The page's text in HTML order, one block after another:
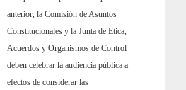
anterior, la Comisión de Asuntos
Constitucionales y la Junta de Etica,
Acuerdos y Organismos de Control
deben celebrar la audiencia pública a
efectos de considerar las